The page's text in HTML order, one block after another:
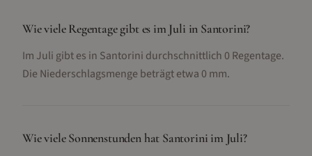
Wie viele Regentage gibt es im Juli in Santorini?
Im Juli gibt es in Santorini durchschnittlich 0 Regentage.
Die Niederschlagsmenge beträgt etwa 0 mm.
Wie viele Sonnenstunden hat Santorini im Juli?